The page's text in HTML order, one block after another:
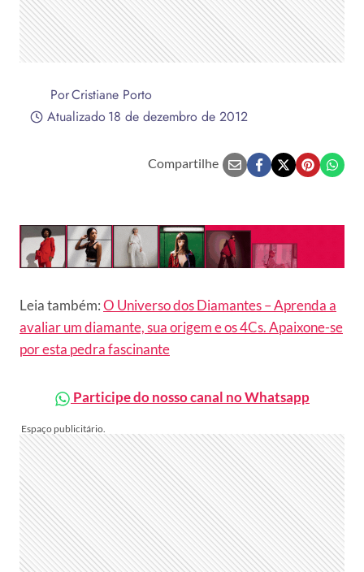
PorCristiane Porto
Atualizado18 de dezembro de 2012
Compartilhe
Leia também:O Universo dos Diamantes – Aprenda a
avaliar um diamante, sua origem e os 4Cs. Apaixone-se
por esta pedra fascinante
Participe do nosso canal no Whatsapp